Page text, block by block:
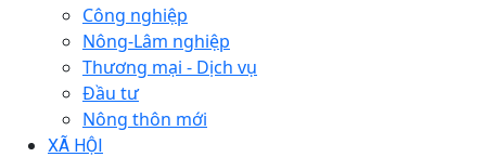
Công nghiệp
Nông-Lâm nghiệp
Thương mại - Dịch vụ
Đầu tư
Nông thôn mới
XÃ HỘI